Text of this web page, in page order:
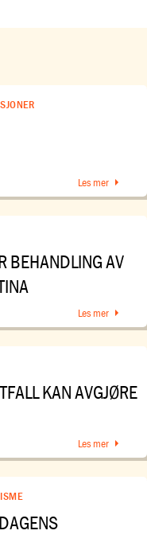
Les mer
BEHANDLING AV
Les mer
KAN AVGJØRE
Les mer